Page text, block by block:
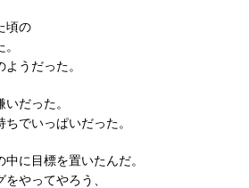
頃の
うだった。
だった。
でいっぱいだった。
に目標を置いたんだ。
やってやろう、